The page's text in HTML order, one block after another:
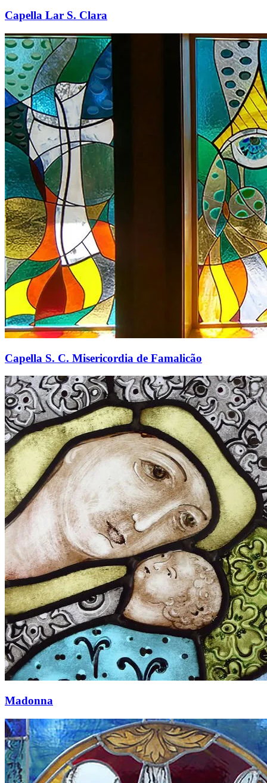
Capella Lar S. Clara
Capella S. C. Misericordia de Famalicão
Madonna